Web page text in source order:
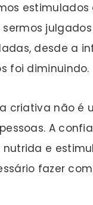
desde a
foi diminuindo.
criativa não é
A
e
fazer